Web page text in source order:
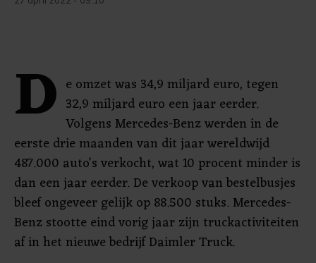
D e omzet was 34,9 miljard euro, tegen
32,9 miljard euro een jaar eerder.
Volgens Mercedes-Benz werden in de
eerste drie maanden van dit jaar wereldwijd
487.000 auto's verkocht, wat 10 procent minder is
dan een jaar eerder. De verkoop van bestelbusjes
bleef ongeveer gelijk op 88.500 stuks. Mercedes-
Benz stootte eind vorig jaar zijn truckactiviteiten
af in het nieuwe bedrijf Daimler Truck.